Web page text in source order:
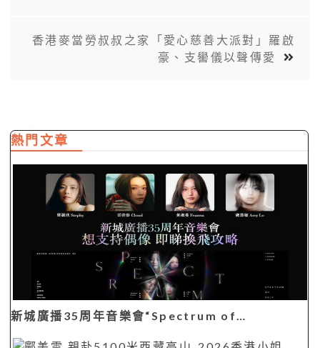
香港麥當勞叔叔之家「愛心慈善大派對」羅啟
豪、支嚳儀以聲傳愛
熱門文章
新城廣播35周年音樂會“Spectrum of…